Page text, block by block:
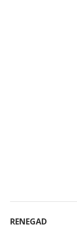
RENEGAD